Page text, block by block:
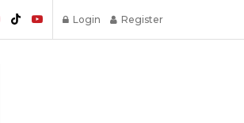
Login Register